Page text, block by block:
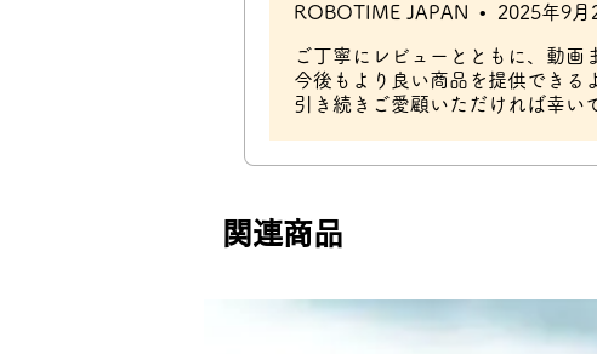
ROBOTIME JAPAN • 2025年9月
ご丁寧にレビューとともに、動画
今後もより良い商品を提供できる
引き続きご愛顧いただければ幸い
関連商品